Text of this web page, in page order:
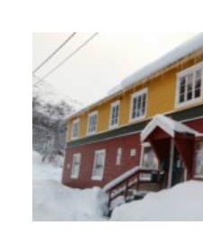
Kontakt
Nyhetsbrev
Opplevelser
Hytter